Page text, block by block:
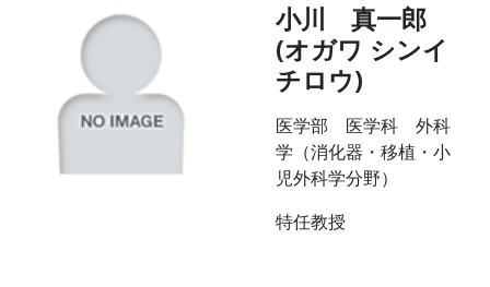
小川 真一郎
(オガワ シンイ
チロウ)
医学部 医学科 外科
学（消化器・移植・小
児外科学分野）
特任教授